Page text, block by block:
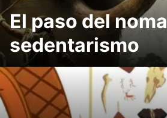
El paso del
sedentarismo